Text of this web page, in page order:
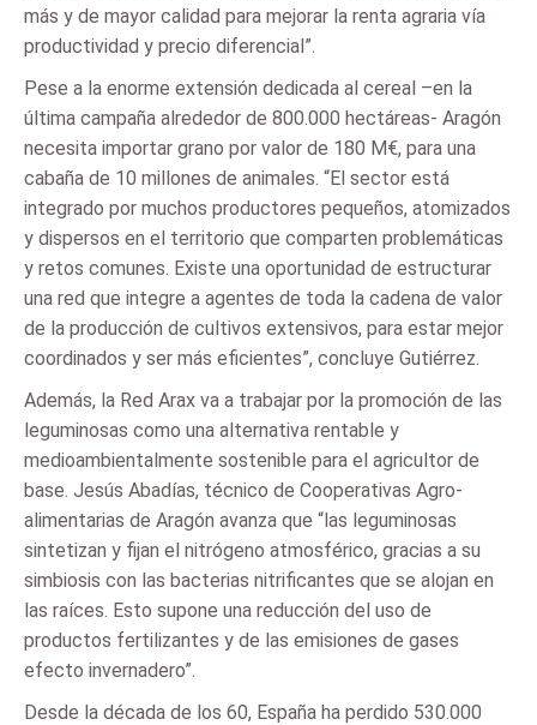
más y de mayor calidad para mejorar la renta agraria vía
productividad y precio diferencial”.
Pese a la enorme extensión dedicada al cereal –en la
última campaña alrededor de 800.000 hectáreas- Aragón
necesita importar grano por valor de 180 M€, para una
cabaña de 10 millones de animales. “El sector está
integrado por muchos productores pequeños, atomizados
y dispersos en el territorio que comparten problemáticas
y retos comunes. Existe una oportunidad de estructurar
una red que integre a agentes de toda la cadena de valor
de la producción de cultivos extensivos, para estar mejor
coordinados y ser más eficientes”, concluye Gutiérrez.
Además, la Red Arax va a trabajar por la promoción de las
leguminosas como una alternativa rentable y
medioambientalmente sostenible para el agricultor de
base. Jesús Abadías, técnico de Cooperativas Agro-
alimentarias de Aragón avanza que “las leguminosas
sintetizan y fijan el nitrógeno atmosférico, gracias a su
simbiosis con las bacterias nitrificantes que se alojan en
las raíces. Esto supone una reducción del uso de
productos fertilizantes y de las emisiones de gases
efecto invernadero”.
Desde la década de los 60, España ha perdido 530.000